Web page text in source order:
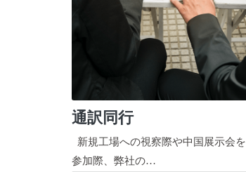
通訳同行
新規工場への視察際や中国展示会を
参加際、弊社の…